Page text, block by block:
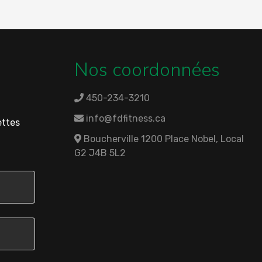
Nos coordonnées
450-234-3210
info@fdfitness.ca
Boucherville 1200 Place Nobel, Local
G2 J4B 5L2